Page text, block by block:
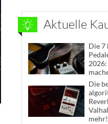
Aktuelle
Die 7
Die
mehr!